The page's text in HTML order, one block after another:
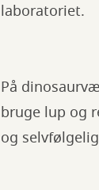
laboratoriet.
På
bruge lup og
og